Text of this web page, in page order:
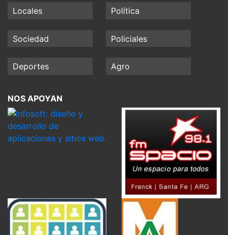
Locales
Política
Sociedad Policiales
Deportes Agro
NOS APOYAN